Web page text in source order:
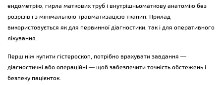
ендометрію, гирла маткових труб і внутрішньоматкову анатомію без
розрізів і з мінімальною травматизацією тканин. Прилад
використовується як для первинної діагностики, так і для оперативного
лікування.
Перш ніж купити гістероскоп, потрібно врахувати завдання —
діагностичні або операційні — щоб забезпечити точність обстежень і
безпеку пацієнток.